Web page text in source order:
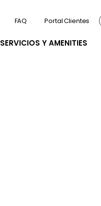
SERVICIOS Y AMENITIES
FAQ Portal Clientes